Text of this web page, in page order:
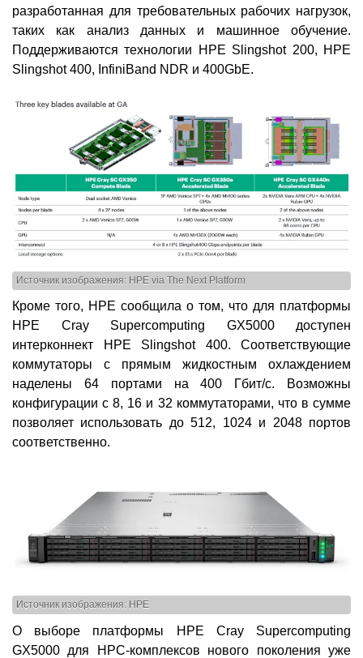
разработанная для требовательных рабочих нагрузок,
таких как анализ данных и машинное обучение.
Поддерживаются технологии HPE Slingshot 200, HPE
Slingshot 400, InfiniBand NDR и 400GbE.
Источник изображения: HPE via The Next Platform
Кроме того, HPE сообщила о том, что для платформы
HPE Cray Supercomputing GX5000 доступен
интерконнект HPE Slingshot 400. Соответствующие
коммутаторы с прямым жидкостным охлаждением
наделены 64 портами на 400 Гбит/с. Возможны
конфигурации с 8, 16 и 32 коммутаторами, что в сумме
позволяет использовать до 512, 1024 и 2048 портов
соответственно.
Источник изображения: HPE
О выборе платформы HPE Cray Supercomputing
GX5000 для НРС-комплексов нового поколения уже